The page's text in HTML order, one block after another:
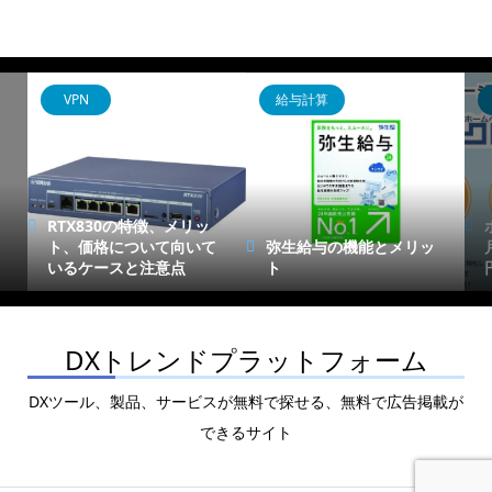
VPN
RTX830の特徴、メリッ
ト、価格について向いて
いるケースと注意点
給与計算
弥生給与の機能とメリッ
ト
DXトレンドプラットフォーム
DXツール、製品、サービスが無料で探せる、無料で広告掲載が
できるサイト